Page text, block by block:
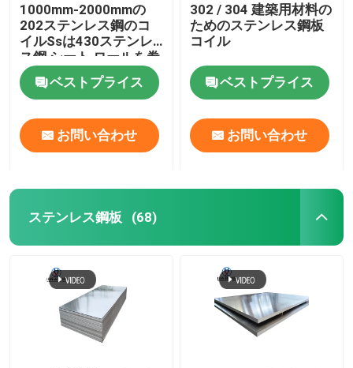
1000mm-2000mmの
202ステンレス鋼のコ
イルSsは430ステンレ
ス鋼 シート ロールを巻
く
ベストプライス
お問い合わせ
302 / 304 建築用材料の
ためのステンレス鋼板
コイル
ベストプライス
お問い合わせ
ステンレス鋼板 (68)